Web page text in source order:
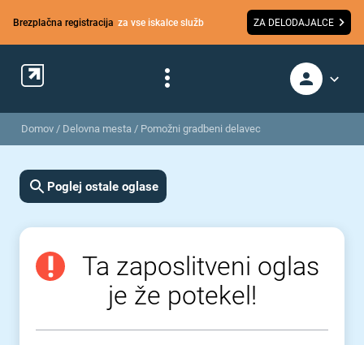
Brezplačna registracija za vse iskalce služb ZA DELODAJALCE
Domov / Delovna mesta / Pomožni gradbeni delavec
Poglej ostale oglase
Ta zaposlitveni oglas
je že potekel!